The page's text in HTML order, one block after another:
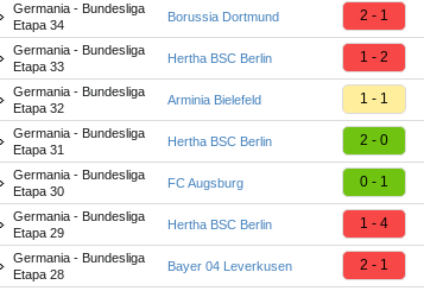
Germania - Bundesliga
Etapa 34
Borussia Dortmund 2 - 1
Germania - Bundesliga
Etapa 33
Hertha BSC Berlin 1 - 2
Germania - Bundesliga
Etapa 32
Arminia Bielefeld 1 - 1
Germania - Bundesliga
Etapa 31
Hertha BSC Berlin 2 - 0
Germania - Bundesliga
Etapa 30
FC Augsburg 0 - 1
Germania - Bundesliga
Etapa 29
Hertha BSC Berlin 1 - 4
Germania - Bundesliga
Etapa 28
Bayer 04 Leverkusen 2 - 1